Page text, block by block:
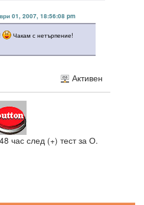
01, 2007, 18:56:08 pm
Чакам с нетърпение!
Активен
час след (+) тест за О.